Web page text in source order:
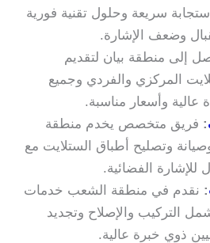
سريعة وحلول تقنية فورية
وضعف الإشارة.
إلى منطقة بيان لتقديم
المركزي والفردي وجميع
عالية وأسعار مناسبة.
: فريق متخصص يخدم منطقة
وتصليح أطباق الستلايت مع
الفضائية.
: نقدم في منطقة الشعب خدمات
التركيب والإصلاح وتجديد
ذوي خبرة عالية.